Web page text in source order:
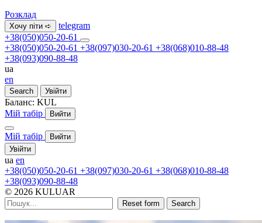
Розклад
Хочу піти ➪
telegram
+38(050)050-20-61
+38(050)050-20-61 +38(097)030-20-61 +38(068)010-88-48
+38(093)090-88-48
ua
en
Search Увійти
Баланс: KUL
Мій табір
Вийти
Мій табір
Вийти
Увійти
ua en
+38(050)050-20-61 +38(097)030-20-61 +38(068)010-88-48
+38(093)090-88-48
© 2026 KULUAR
Reset form Search